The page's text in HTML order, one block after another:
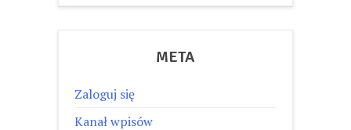
META
Zaloguj się
Kanał wpisów